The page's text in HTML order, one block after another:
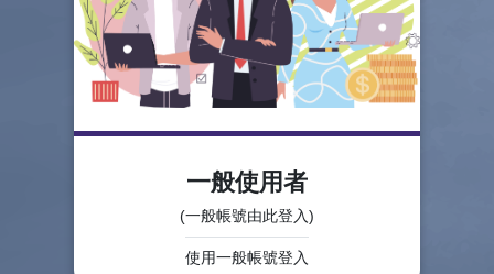
一般使用者
(一般帳號由此登入)
使用一般帳號登入